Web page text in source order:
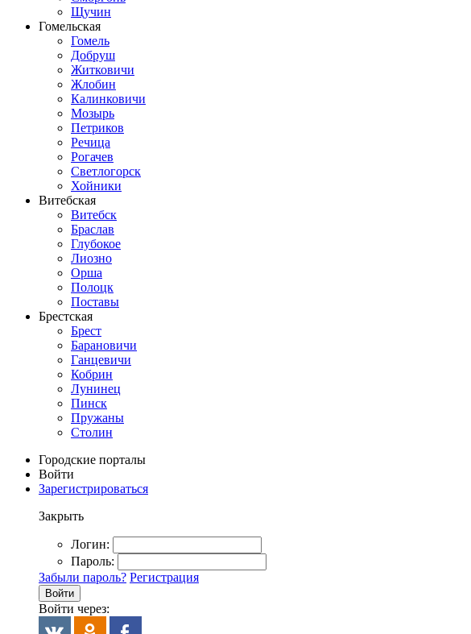
Щучин
Гомельская
Гомель
Добруш
Житковичи
Жлобин
Калинковичи
Мозырь
Петриков
Речица
Рогачев
Светлогорск
Хойники
Витебская
Витебск
Браслав
Глубокое
Лиозно
Орша
Полоцк
Поставы
Брестская
Брест
Барановичи
Ганцевичи
Кобрин
Лунинец
Пинск
Пружаны
Столин
Городские порталы
Войти
Зарегистрироваться
Закрыть
Логин:
Пароль:
Забыли пароль? Регистрация
Войти
Войти через: